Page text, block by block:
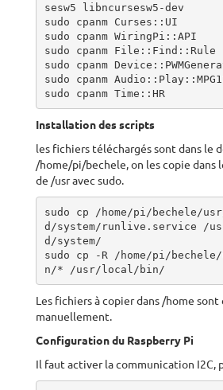
sesw5 libncursesw5-dev
sudo cpanm Curses::UI
sudo cpanm WiringPi::API
sudo cpanm File::Find::Rule
sudo cpanm
sudo cpanm
sudo cpanm Time::HR
Installation des scripts
les fichiers téléchargés sont dans le
/home/pi/bechele, on les copie dans
de /usr avec sudo.
sudo cp /home/pi/bechele/
d/system/runlive.service /
d/system/
sudo cp -R /home/pi/
n/* /usr/local/bin/
Les fichiers à copier dans /home sont
manuellement.
Configuration du Raspberry Pi
Il faut activer la communication I2C,